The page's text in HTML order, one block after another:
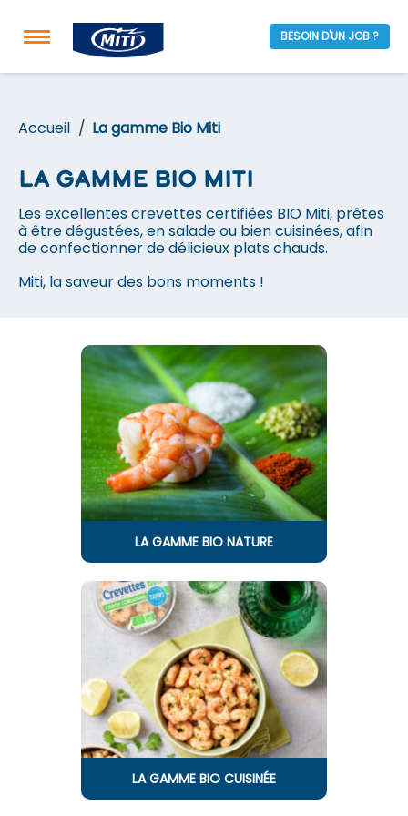
BESOIN D'UN JOB ?
Accueil La gamme Bio Miti
La gamme Bio Miti
Les excellentes crevettes certifiées BIO Miti, prêtes
à être dégustées, en salade ou bien cuisinées, afin
de confectionner de délicieux plats chauds.
Miti, la saveur des bons moments !
LA GAMME BIO NATURE
LA GAMME BIO CUISINÉE